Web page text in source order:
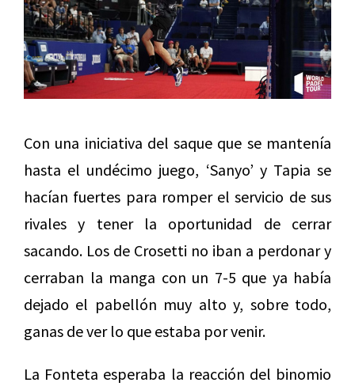
Con una iniciativa del saque que se mantenía
hasta el undécimo juego, ‘Sanyo’ y Tapia se
hacían fuertes para romper el servicio de sus
rivales y tener la oportunidad de cerrar
sacando. Los de Crosetti no iban a perdonar y
cerraban la manga con un 7-5 que ya había
dejado el pabellón muy alto y, sobre todo,
ganas de ver lo que estaba por venir.
La Fonteta esperaba la reacción del binomio